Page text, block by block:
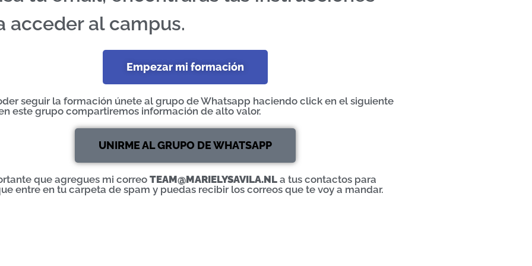
acceder al campus.
Empezar mi formación
seguir la formación únete al grupo de Whatsapp haciendo click en el siguiente
este grupo compartiremos información de alto valor.
UNIRME AL GRUPO DE WHATSAPP
que agregues mi correo TEAM@MARIELYSAVILA.NL a tus contactos para
entre en tu carpeta de spam y puedas recibir los correos que te voy a mandar.